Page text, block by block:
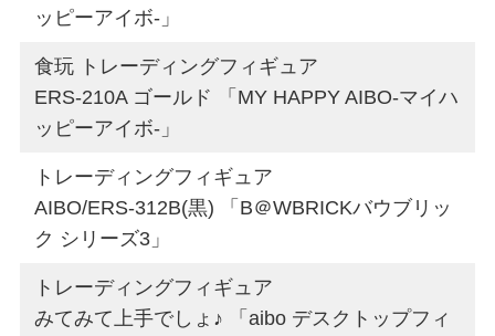
ッピーアイボ-」
食玩 トレーディングフィギュア
ERS-210A ゴールド 「MY HAPPY AIBO-マイハ
ッピーアイボ-」
トレーディングフィギュア
AIBO/ERS-312B(黒) 「B＠WBRICKバウブリッ
ク シリーズ3」
トレーディングフィギュア
みてみて上手でしょ♪ 「aibo デスクトップフィ